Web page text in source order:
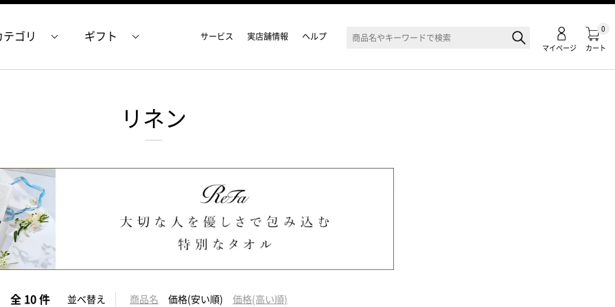
カート
0
マイページ
テゴリ ギフト サービス 実店舗情報 ヘルプ
リネン
全 10 件 並べ替え 商品名 価格(安い順) 価格(高い順)